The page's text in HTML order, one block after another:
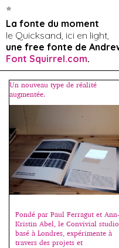
*
La fonte du moment
le Quicksand, ici en light,
une free fonte de
Font Squirrel.com.
Un nouveau type de réalité
augmentée.
Fondé par Paul Ferragut et Ann-
Kristin Abel, le Convivial
basé à Londres, expérimente à
travers des projets et